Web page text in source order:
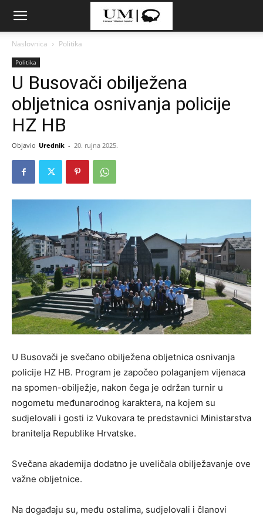
Naslovnica Politika
Politika
U Busovači obilježena
obljetnica osnivanja policije
HZ HB
Objavio Urednik - 20. rujna 2025.
U Busovači je svečano obilježena obljetnica osnivanja
policije HZ HB. Program je započeo polaganjem vijenaca
na spomen-obilježje, nakon čega je održan turnir u
nogometu međunarodnog karaktera, na kojem su
sudjelovali i gosti iz Vukovara te predstavnici Ministarstva
branitelja Republike Hrvatske.
Svečana akademija dodatno je uveličala obilježavanje ove
važne obljetnice.
Na događaju su, među ostalima, sudjelovali i članovi